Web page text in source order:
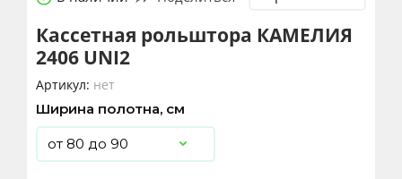
Кассетная рольштора КАМЕЛИЯ
2406 UNI2
Артикул: нет
Ширина полотна, см